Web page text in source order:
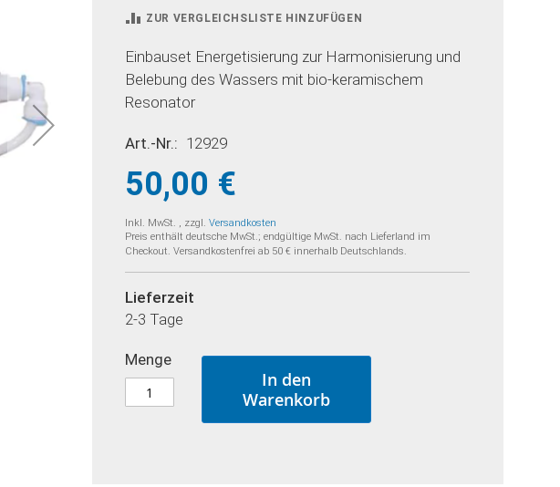
ZUR VERGLEICHSLISTE HINZUFÜGEN
Einbauset Energetisierung zur Harmonisierung und
Belebung des Wassers mit bio-keramischem
Resonator
Art.-Nr. 12929
50,00 €
Inkl. MwSt. , zzgl.Versandkosten
Preis enthält deutsche MwSt.; endgültige MwSt. nach Lieferland im
Checkout. Versandkostenfrei ab 50 € innerhalb Deutschlands.
Lieferzeit
2-3 Tage
Menge
In den
Warenkorb